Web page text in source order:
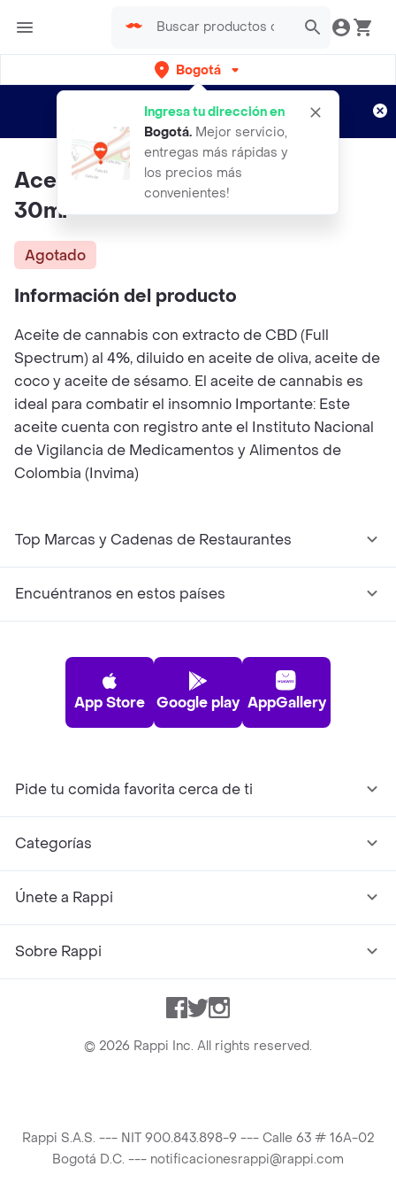
Bogotá
Ingresa tu dirección en
Bogotá. Mejor servicio,
entregas más rápidas y
los precios más
convenientes!
envíos gratis por semanas
Aplican TyC
Aceite De Cannabis Cannabité
30ml
Agotado
Información del producto
Aceite de cannabis con extracto de CBD (Full
Spectrum) al 4%, diluido en aceite de oliva, aceite de
coco y aceite de sésamo. El aceite de cannabis es
ideal para combatir el insomnio Importante: Este
aceite cuenta con registro ante el Instituto Nacional
de Vigilancia de Medicamentos y Alimentos de
Colombia (Invima)
Top Marcas y Cadenas de Restaurantes
Encuéntranos en estos países
App Store Google play AppGallery
Pide tu comida favorita cerca de ti
Categorías
Únete a Rappi
Sobre Rappi
Facebook
TwitterInstagram
© 2026 Rappi Inc. All rights reserved.
Rappi S.A.S. --- NIT 900.843.898-9 --- Calle 63 # 16A-02
Bogotá D.C. --- notificacionesrappi@rappi.com